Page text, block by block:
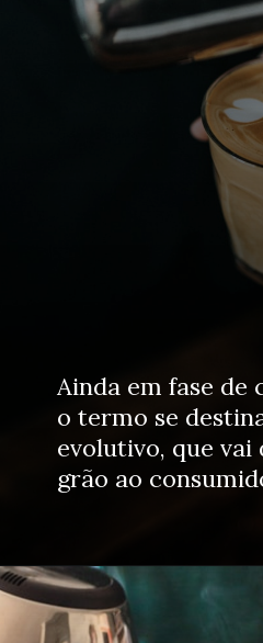
Ainda em fase de
o termo se
evolutivo, que vai
grão ao